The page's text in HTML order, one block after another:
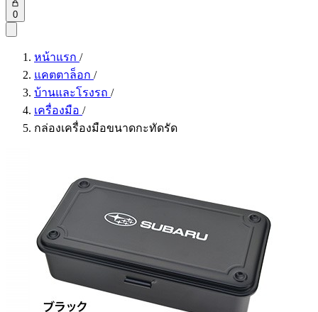
0
หน้าแรก /
แคตตาล็อก /
บ้านและโรงรถ /
เครื่องมือ /
กล่องเครื่องมือขนาดกะทัดรัด